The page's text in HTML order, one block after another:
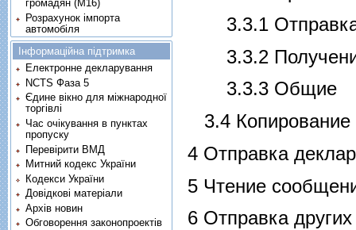
3.3.1
3.3.2
3.3.3 Общие
3.4
4 Отправка
5 Чтение
6 Отправка
громадян (М16)
Розрахунок імпорта
автомобіля
Інформаційна підтримка
Електронне декларування
NCTS Фаза 5
Єдине вікно для міжнародної
торгівлі
Час очікування в пунктах
пропуску
Перевірити ВМД
Митний кодекс України
Кодекси України
Довідкові матеріали
Архів новин
Обговорення законопроектів